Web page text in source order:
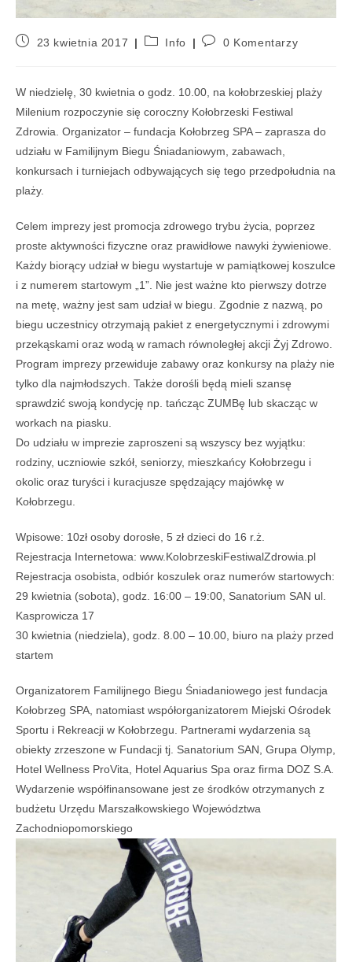
23 kwietnia 2017 Info 0 Komentarzy
W niedzielę, 30 kwietnia o godz. 10.00, na kołobrzeskiej plaży
Milenium rozpoczynie się coroczny Kołobrzeski Festiwal
Zdrowia. Organizator – fundacja Kołobrzeg SPA – zaprasza do
udziału w Familijnym Biegu Śniadaniowym, zabawach,
konkursach i turniejach odbywających się tego przedpołudnia na
plaży.
Celem imprezy jest promocja zdrowego trybu życia, poprzez
proste aktywności fizyczne oraz prawidłowe nawyki żywieniowe.
Każdy biorący udział w biegu wystartuje w pamiątkowej koszulce
i z numerem startowym „1”. Nie jest ważne kto pierwszy dotrze
na metę, ważny jest sam udział w biegu. Zgodnie z nazwą, po
biegu uczestnicy otrzymają pakiet z energetycznymi i zdrowymi
przekąskami oraz wodą w ramach równoległej akcji Żyj Zdrowo.
Program imprezy przewiduje zabawy oraz konkursy na plaży nie
tylko dla najmłodszych. Także dorośli będą mieli szansę
sprawdzić swoją kondycję np. tańcząc ZUMBę lub skacząc w
workach na piasku.
Do udziału w imprezie zaproszeni są wszyscy bez wyjątku:
rodziny, uczniowie szkół, seniorzy, mieszkańcy Kołobrzegu i
okolic oraz turyści i kuracjusze spędzający majówkę w
Kołobrzegu.
Wpisowe: 10zł osoby dorosłe, 5 zł dzieci do 16 r.ż.
Rejestracja Internetowa: www.KolobrzeskiFestiwalZdrowia.pl
Rejestracja osobista, odbiór koszulek oraz numerów startowych:
29 kwietnia (sobota), godz. 16:00 – 19:00, Sanatorium SAN ul.
Kasprowicza 17
30 kwietnia (niedziela), godz. 8.00 – 10.00, biuro na plaży przed
startem
Organizatorem Familijnego Biegu Śniadaniowego jest fundacja
Kołobrzeg SPA, natomiast współorganizatorem Miejski Ośrodek
Sportu i Rekreacji w Kołobrzegu. Partnerami wydarzenia są
obiekty zrzeszone w Fundacji tj. Sanatorium SAN, Grupa Olymp,
Hotel Wellness ProVita, Hotel Aquarius Spa oraz firma DOZ S.A.
Wydarzenie współfinansowane jest ze środków otrzymanych z
budżetu Urzędu Marszałkowskiego Województwa
Zachodniopomorskiego